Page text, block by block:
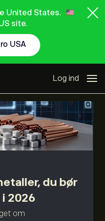
United States.
site.
USA
Log ind
du bør
2026
om